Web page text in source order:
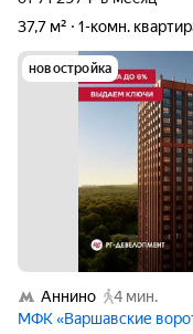
37,7 м²
1-комн.
новостройка
Аннино
4 мин.
МФК «Варшавские